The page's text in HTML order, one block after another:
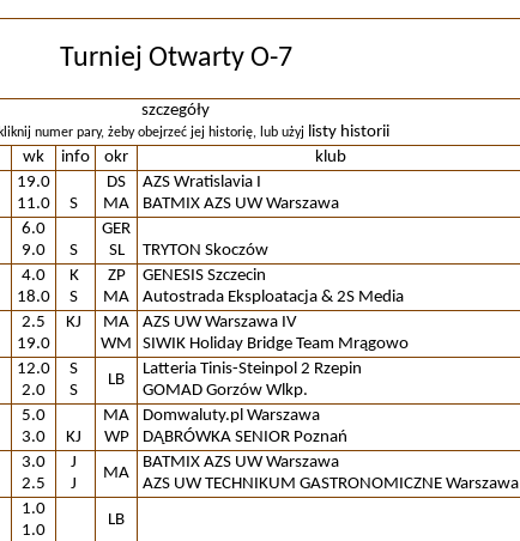
Turniej Otwarty O-7
szczegóły
numer pary, żeby obejrzeć jej historię, lub użyj listy historii
wk info okr klub
19.0
11.0
S
DS
MA
AZS Wratislavia I
BATMIX AZS UW Warszawa
6.0
9.0
S
GER
SL
TRYTON Skoczów
4.0
18.0
K
S
ZP
MA
GENESIS Szczecin
Autostrada Eksploatacja & 2S Media
2.5
19.0
KJ
MA
WM
AZS UW Warszawa IV
SIWIK Holiday Bridge Team Mrągowo
12.0
2.0
S
S
LB
Latteria Tinis-Steinpol 2 Rzepin
GOMAD Gorzów Wlkp.
5.0
3.0
KJ
MA
WP
Domwaluty.pl Warszawa
DĄBRÓWKA SENIOR Poznań
3.0
2.5
J
J
MA
BATMIX AZS UW Warszawa
AZS UW TECHNIKUM GASTRONOMICZNE Warszawa
1.0
1.0
LB